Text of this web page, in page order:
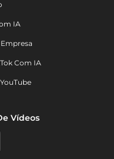
IA
Com IA
Vídeos